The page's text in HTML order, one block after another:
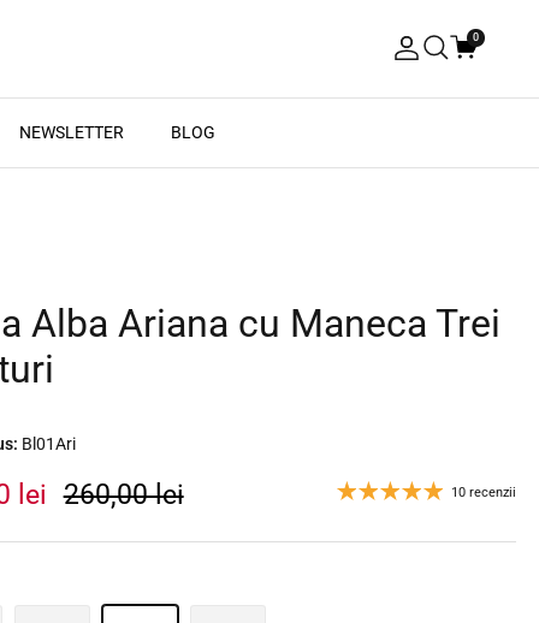
Autentificare
Căutare
0
NEWSLETTER BLOG
Alba Ariana cu Maneca Trei
Bl01Ari
lei 260,00 lei 10 recenzii